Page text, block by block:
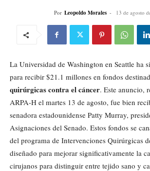
Por Leopoldo Morales - 13 de agosto
La Universidad de Washington en Seattle ha
para recibir $21.1 millones en fondos
quirúrgicas contra el cáncer. Este anuncio,
ARPA-H el martes 13 de agosto, fue bien
senadora estadounidense Patty Murray,
Asignaciones del Senado. Estos fondos se
del programa de Intervenciones Quirúrgicas
diseñado para mejorar significativamente la
cirujanos para distinguir entre tejido sano y